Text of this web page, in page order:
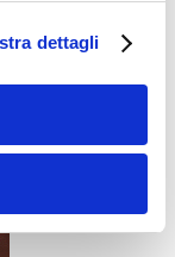
dettagli